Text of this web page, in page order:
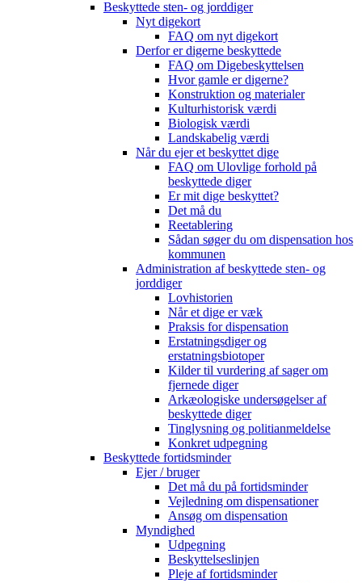
Beskyttede sten- og jorddiger
Nyt digekort
FAQ om nyt digekort
Derfor er digerne beskyttede
FAQ om Digebeskyttelsen
Hvor gamle er digerne?
Konstruktion og materialer
Kulturhistorisk værdi
Biologisk værdi
Landskabelig værdi
Når du ejer et beskyttet dige
FAQ om Ulovlige forhold på
beskyttede diger
Er mit dige beskyttet?
Det må du
Reetablering
Sådan søger du om dispensation hos
kommunen
Administration af beskyttede sten- og
jorddiger
Lovhistorien
Når et dige er væk
Praksis for dispensation
Erstatningsdiger og
erstatningsbiotoper
Kilder til vurdering af sager om
fjernede diger
Arkæologiske undersøgelser af
beskyttede diger
Tinglysning og politianmeldelse
Konkret udpegning
Beskyttede fortidsminder
Ejer / bruger
Det må du på fortidsminder
Vejledning om dispensationer
Ansøg om dispensation
Myndighed
Udpegning
Beskyttelseslinjen
Pleje af fortidsminder